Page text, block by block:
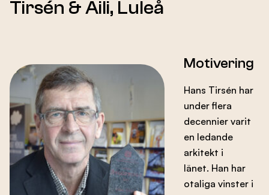
Evenemang
Branschens utveckling
Tirsén & Aili, Luleå
Motivering
Hans Tirsén har
under flera
decennier varit
en ledande
arkitekt i
länet. Han har
otaliga vinster i